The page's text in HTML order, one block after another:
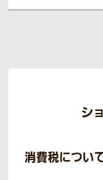
シ
消費税につい